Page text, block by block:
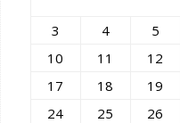
3
4 5
10
11 12
17
18 19
24
25 26